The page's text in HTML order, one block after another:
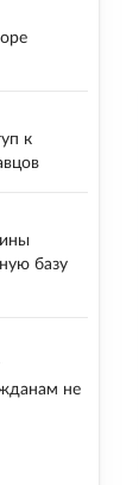
к
базу
не